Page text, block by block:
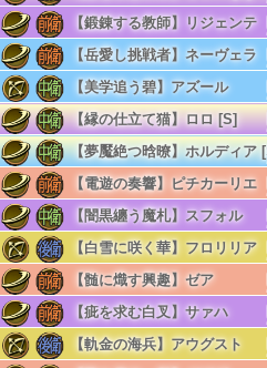
【鍛錬する教師】リジェンテ
【岳愛し挑戦者】ネーヴェラ
【美学追う碧】アズール
【縁の仕立て猫】ロロ [S]
【夢魘絶つ晗暸】ホルディア
【電遊の奏響】ピチカーリエ
【闇黒纏う魔札】スフォル
【白雪に咲く華】フロリリア
【髄に熾す興趣】ゼア
【疵を求む白叉】サァハ
【軌金の海兵】アウグスト